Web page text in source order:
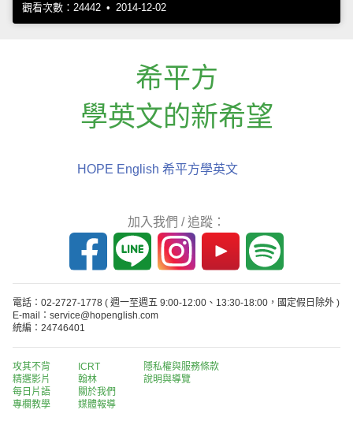
觀看次數：24442 • 2014-12-02
希平方
學英文的新希望
HOPE English 希平方學英文
加入我們 / 追蹤：
電話：02-2727-1778 ( 週一至週五 9:00-12:00、13:30-18:00，國定假日除外 )
E-mail：service@hopenglish.com
統編：24746401
攻其不背
精選影片
每日片語
專欄教學
ICRT
翰林
關於我們
媒體報導
隱私權與服務條款
說明與導覽